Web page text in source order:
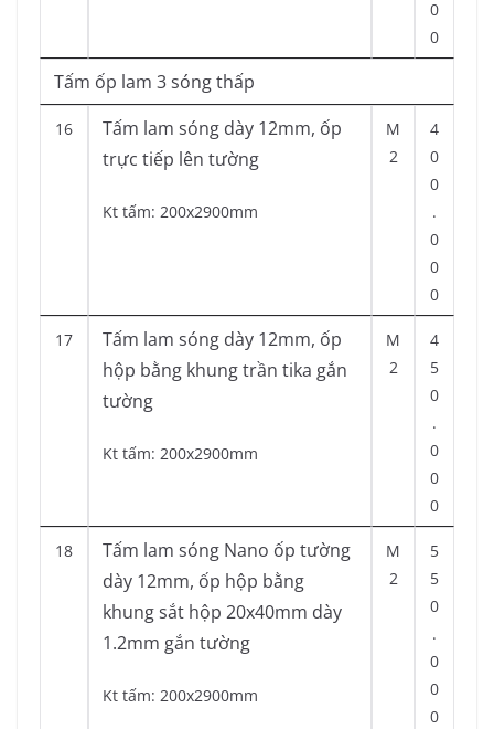
0
0
Tấm ốp lam 3 sóng thấp
16
Tấm lam sóng dày 12mm, ốp
trực tiếp lên tường
Kt tấm: 200x2900mm
M
2
4
0
0
.
0
0
0
17
Tấm lam sóng dày 12mm, ốp
hộp bằng khung trần tika gắn
tường
Kt tấm: 200x2900mm
M
2
4
5
0
.
0
0
0
18
Tấm lam sóng Nano ốp tường
dày 12mm, ốp hộp bằng
khung sắt hộp 20x40mm dày
1.2mm gắn tường
Kt tấm: 200x2900mm
M
2
5
5
0
.
0
0
0